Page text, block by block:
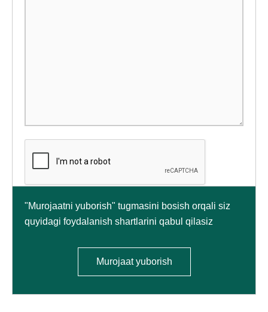
"Murojaatni yuborish" tugmasini bosish orqali siz
quyidagi foydalanish shartlarini qabul qilasiz